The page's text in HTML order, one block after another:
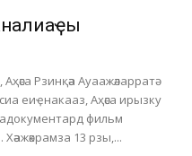
Рзинқәа Ауаажәларратә
еиҿнакааз, Аҳәса ирызку
адокументард фильм
13 рзы,...